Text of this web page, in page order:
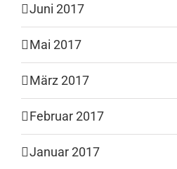
Juni 2017
Mai 2017
März 2017
Februar 2017
Januar 2017